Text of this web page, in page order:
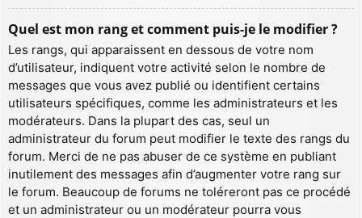
Quel est mon rang et comment puis-je le modifier ?
Les rangs, qui apparaissent en dessous de votre nom
d’utilisateur, indiquent votre activité selon le nombre de
messages que vous avez publié ou identifient certains
utilisateurs spécifiques, comme les administrateurs et les
modérateurs. Dans la plupart des cas, seul un
administrateur du forum peut modifier le texte des rangs du
forum. Merci de ne pas abuser de ce système en publiant
inutilement des messages afin d’augmenter votre rang sur
le forum. Beaucoup de forums ne toléreront pas ce procédé
et un administrateur ou un modérateur pourra vous